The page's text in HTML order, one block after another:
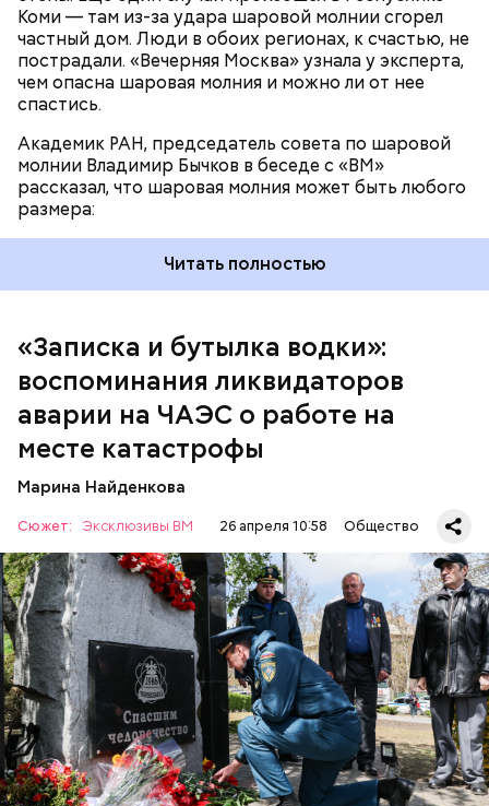
Коми — там из-за удара шаровой молнии сгорел
частный дом. Люди в обоих регионах, к счастью, не
пострадали. «Вечерняя Москва» узнала у эксперта,
чем опасна шаровая молния и можно ли от нее
спастись.
Академик РАН, председатель совета по шаровой
молнии Владимир Бычков в беседе с «ВМ»
рассказал, что шаровая молния может быть любого
размера:
Читать полностью
«Записка и бутылка водки»:
воспоминания ликвидаторов
аварии на ЧАЭС о работе на
месте катастрофы
Марина Найденкова
Сюжет: Эксклюзивы ВМ 26 апреля 10:58 Общество
Специалист гражданской обороны Московского
авиацентра Владимир Макеев в 1986 году служил в
Киеве в отдельном механизированном полку
гражданской обороны. На тот момент, когда
произошла авария на Чернобыльской атомной
станции, ему было 26 лет.
— Об аварии я узнал 26 апреля, когда нас подняли
транспорт. Привезли в полк. Построились. Сказали,
что произошло. Создали мобильный отряд. Через
несколько часов мы направились в сторону
Чернобыля, — вспоминает Макеев.
АВАРИИ ЧЕРНОБЫЛЬ ИСТОРИЯ